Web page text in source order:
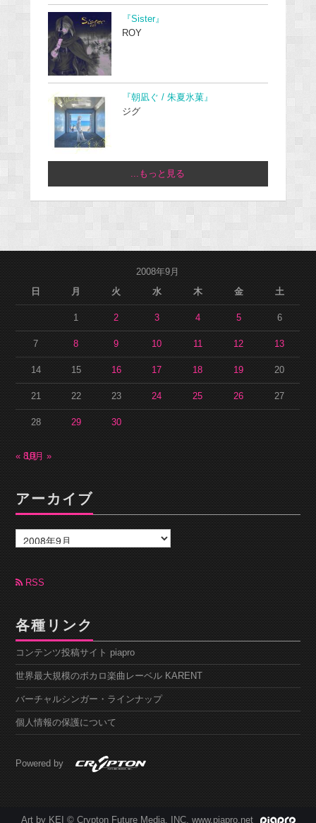
『Sister』
ROY
『朝凪ぐ / 朱夏氷菓』
ジグ
...もっと見る
2008年9月
日
月 火 水 木 金 土
1 2 3 4 5 6
7 8 9 10 11 12 13
14 15 16 17 18 19 20
21 22 23 24 25 26 27
28 29 30
« 8月
10月 »
アーカイブ
ー
カ
ブ RSS
各種リンク
コンテンツ投稿サイト piapro
世界最大規模のボカロ楽曲レーベル KARENT
バーチャルシンガー・ラインナップ
個人情報の保護について
Powered by
Art by KEI © Crypton Future Media, INC. www.piapro.net